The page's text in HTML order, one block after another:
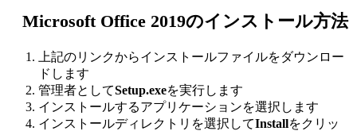
Microsoft Office 2019のインストール方法
上記のリンクからインストールファイルをダウンロー
ドします
管理者としてSetup.exeを実行します
インストールするアプリケーションを選択します
インストールディレクトリを選択してInstallをクリッ